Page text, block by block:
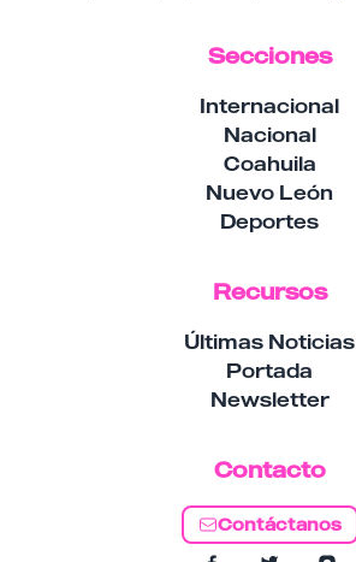
Secciones
Internacional
Nacional
Coahuila
Nuevo León
Deportes
Recursos
Últimas Noticias
Portada
Newsletter
Contacto
Contáctanos